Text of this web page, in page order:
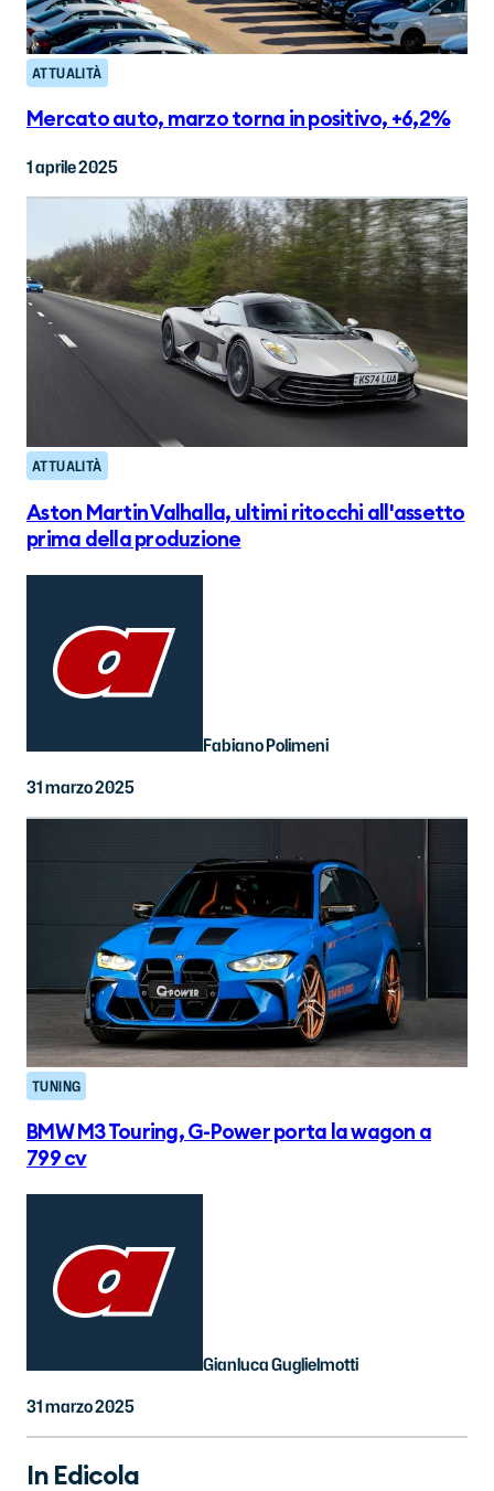
ATTUALITÀ
Mercato auto, marzo torna in positivo, +6,2%
1 aprile 2025
ATTUALITÀ
Aston Martin Valhalla, ultimi ritocchi all'assetto
prima della produzione
Fabiano Polimeni
31 marzo 2025
TUNING
BMW M3 Touring, G-Power porta la wagon a
799 cv
Gianluca Guglielmotti
31 marzo 2025
In Edicola